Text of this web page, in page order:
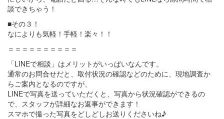
談できちゃう！
■その３！
なによりも気軽！手軽！楽々！！
＝＝＝＝＝＝＝＝＝＝
「LINEで相談」はメリットがいっぱいなんです。
通常のお問合せだと、取付状況の確認などのために、現地調査か
らご案内となるのですが、
LINEで写真を送っていただくと、写真から状況確認ができるの
で、スタッフが詳細なお返事ができます！
スマホで撮った写真をどしどしお送りくださいね♪